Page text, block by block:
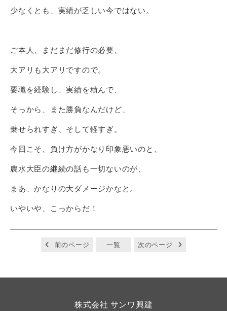
少なくとも、実績が乏しい今ではない。
ご本人、まだまだ修行の必要、
大アリも大アリですので。
要職を経験し、実績を積んで、
そっから、また勝負なんだけど、
乗せられすぎ、そして軽すぎ。
今回こそ、負け方がかなり印象悪いのと、
農水大臣の継続の話も一切ないのが、
まあ、かなりの大ダメージかなと。
いやいや、こっからだ！
前のページ 一覧 次のページ
株式会社 サンワ興建